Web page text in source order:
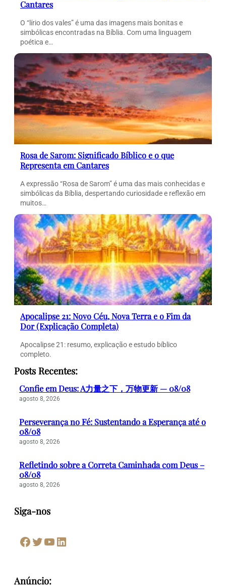
Cantares
O “lírio dos vales” é uma das imagens mais bonitas e
simbólicas encontradas na Bíblia. Com uma linguagem
poética e…
Rosa de Sarom: Significado Bíblico e o que
Representa em Cantares
A expressão “Rosa de Sarom” é uma das mais conhecidas e
simbólicas da Bíblia, despertando curiosidade e reflexão em
muitos…
Apocalipse 21: Novo Céu, Nova Terra e o Fim da
Dor (Explicação Completa)
Apocalipse 21: resumo, explicação e estudo bíblico
completo.
Posts Recentes:
Confie em Deus: A力量之下，万物更新 — 08/08
agosto 8, 2026
Perseverança no Fé: Sustentando a Esperança até o
08/08
agosto 8, 2026
Refletindo sobre a Correta Caminhada com Deus –
08/08
agosto 8, 2026
Siga-nos
Facebook Twitter Youtube LinkedIn
Anúncio: